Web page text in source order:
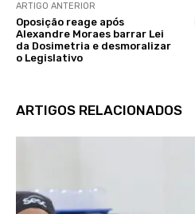
ARTIGO ANTERIOR
Oposição reage após
Alexandre Moraes barrar Lei
da Dosimetria e desmoralizar
o Legislativo
ARTIGOS RELACIONADOS